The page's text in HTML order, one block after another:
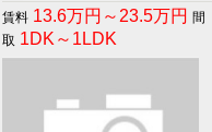
13.6万円～23.5万円
1DK～1LDK